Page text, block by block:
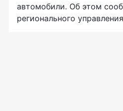
автомобили. Об этом
регионального